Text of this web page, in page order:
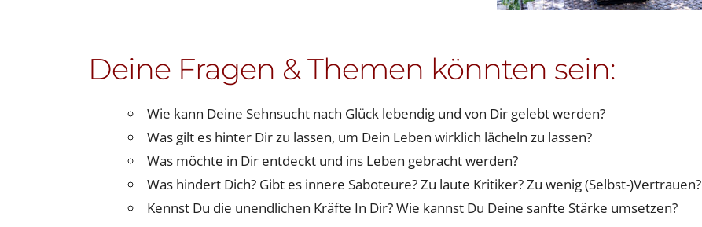
Deine Fragen & Themen könnten sein:
Wie kann Deine Sehnsucht nach Glück lebendig und von Dir gelebt werden?
Was gilt es hinter Dir zu lassen, um Dein Leben wirklich lächeln zu lassen?
Was möchte in Dir entdeckt und ins Leben gebracht werden?
Was hindert Dich? Gibt es innere Saboteure? Zu laute Kritiker? Zu wenig (Selbst-)Vertrauen?
Kennst Du die unendlichen Kräfte In Dir? Wie kannst Du Deine sanfte Stärke umsetzen?